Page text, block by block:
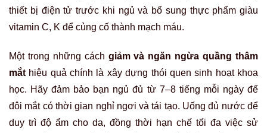
thiết bị điện tử trước khi ngủ và bổ sung thực phẩm giàu
vitamin C, K để củng cố thành mạch máu.
Một trong những cách giảm và ngăn ngừa quầng thâm
mắt hiệu quả chính là xây dựng thói quen sinh hoạt khoa
học. Hãy đảm bảo bạn ngủ đủ từ 7–8 tiếng mỗi ngày để
đôi mắt có thời gian nghỉ ngơi và tái tạo. Uống đủ nước để
duy trì độ ẩm cho da, đồng thời hạn chế tối đa việc sử